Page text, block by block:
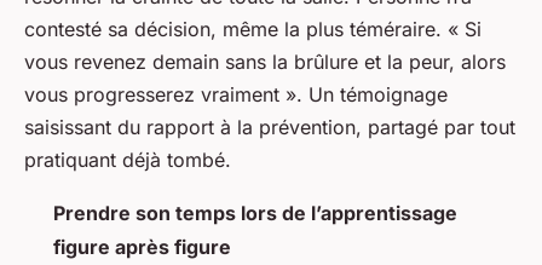
contesté sa décision, même la plus téméraire. « Si
vous revenez demain sans la brûlure et la peur, alors
vous progresserez vraiment ». Un témoignage
saisissant du rapport à la prévention, partagé par tout
pratiquant déjà tombé.
Prendre son temps lors de l’apprentissage
figure après figure